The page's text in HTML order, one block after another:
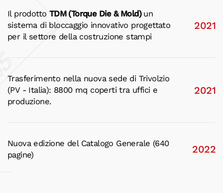
Il prodotto TDM (Torque Die & Mold) un
sistema di bloccaggio innovativo progettato
per il settore della costruzione stampi
2021
Trasferimento nella nuova sede di Trivolzio
(PV - Italia): 8800 mq coperti tra uffici e
produzione.
2021
Nuova edizione del Catalogo Generale (640
pagine)
2022